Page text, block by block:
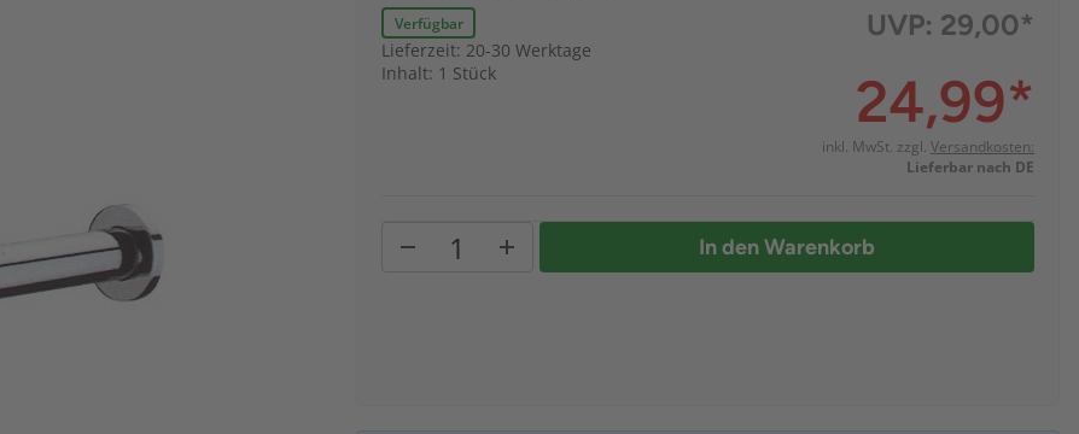
Verfügbar
Lieferzeit: 20-30 Werktage
Inhalt: 1 Stück
UVP: 29,00*
24,99*
inkl. MwSt. zzgl. Versandkosten:
Lieferbar nach DE
In den Warenkorb